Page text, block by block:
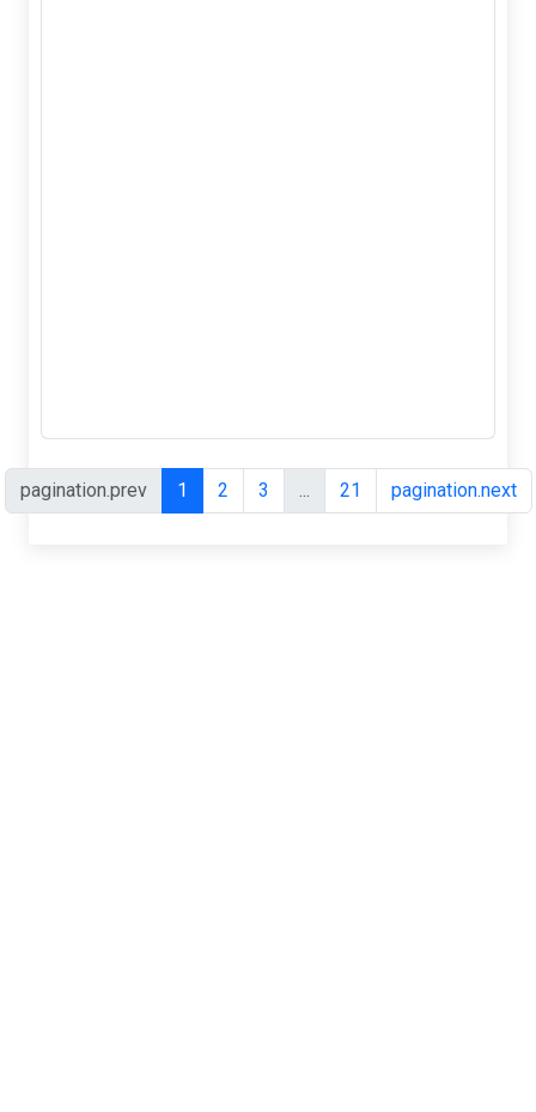
pagination.prev 1 2 3 ... 21 pagination.next